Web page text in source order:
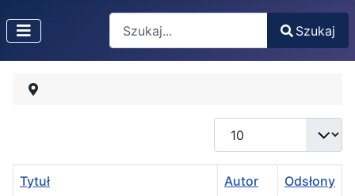
Type 2 or more characters for results.
Szukaj
Pokaż #
Tytuł Autor Odsłony